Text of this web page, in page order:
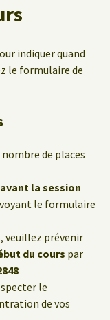
indiquer quand
le formulaire de
nombre de places
la session
le formulaire
, veuillez prévenir
du cours par
le
de vos